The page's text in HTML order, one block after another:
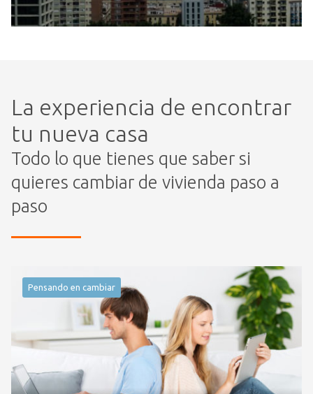
La experiencia de encontrar
tu nueva casa
Todo lo que tienes que saber si
quieres cambiar de vivienda paso a
paso
Pensando en cambiar